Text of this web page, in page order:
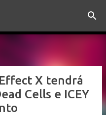
principal
X tendrá
Cells e ICEY